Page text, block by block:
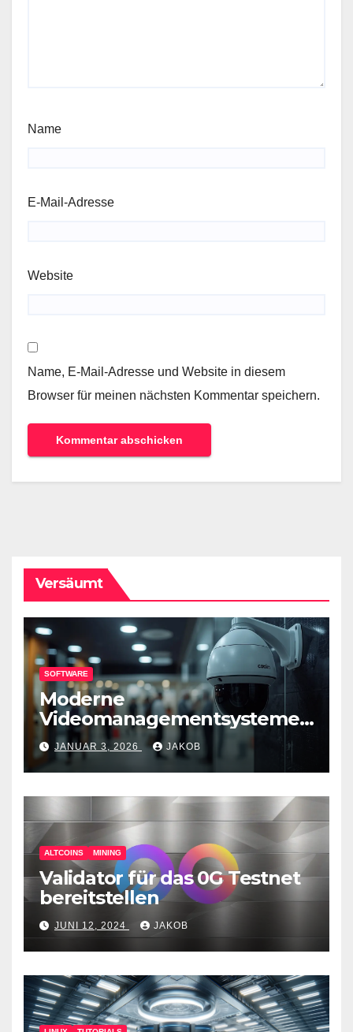
Name
E-Mail-Adresse
Website
Name, E-Mail-Adresse und Website in diesem
Browser für meinen nächsten Kommentar speichern.
Versäumt
SOFTWARE
Moderne
Videomanagementsysteme
(VMS) – mehr als nur
Überwachungswerkzeuge
JANUAR 3, 2026 JAKOB
ALTCOINS MINING
Validator für das 0G Testnet
bereitstellen
JUNI 12, 2024 JAKOB